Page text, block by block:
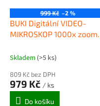
999 Kč –2 %
BUKI Digitální VIDEO-
MIKROSKOP 1000x zoom
Skladem (>5 ks)
809 Kč bez DPH
979 Kč / ks
Do košíku